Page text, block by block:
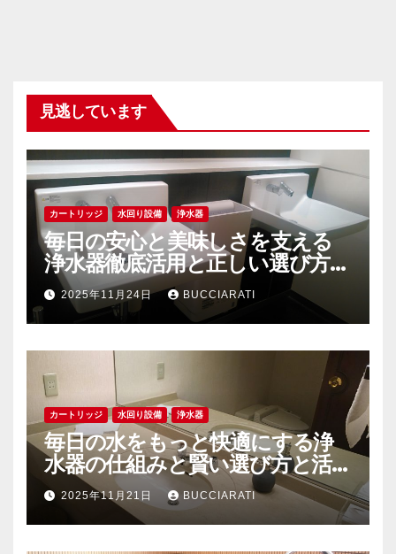
見逃しています
カートリッジ 水回り設備 浄水器
毎日の安心と美味しさを支える
浄水器徹底活用と正しい選び方ガ
イド
2025年11月24日 BUCCIARATI
カートリッジ 水回り設備 浄水器
毎日の水をもっと快適にする浄
水器の仕組みと賢い選び方と活用
法2025年11月21日 BUCCIARATI